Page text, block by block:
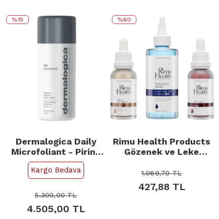
%15
Dermalogica Daily
Microfoliant - Pirinç
Tozu Günlük Peeling
74gr
Kargo Bedava
5.300,00TL
4.505,00 TL
%60
Rimu Health Products
Gözenek ve Leke
Etkili Cilt Bakım Seti
1.069,70TL
427,88 TL